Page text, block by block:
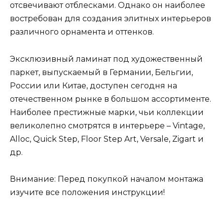
отсвечивают отблесками. Однако он наиболее
востребован для создания элитных интерьеров
различного орнамента и оттенков.
Эксклюзивный ламинат под художественный
паркет, выпускаемый в Германии, Бельгии,
России или Китае, доступен сегодня на
отечественном рынке в большом ассортименте.
Наиболее престижные марки, чьи коллекции
великолепно смотрятся в интерьере – Vintage,
Alloc, Quick Step, Floor Step Art, Versale, Zigart и
др.
Внимание: Перед покупкой началом монтажа
изучите все положения инструкции!